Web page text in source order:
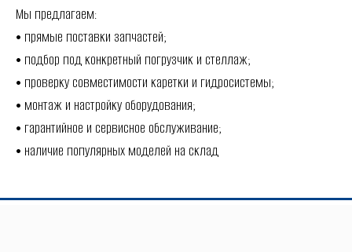
Мы предлагаем:
• прямые поставки запчастей;
• подбор под конкретный погрузчик и стеллаж;
• проверку совместимости каретки и гидросистемы;
• монтаж и настройку оборудования;
• гарантийное и сервисное обслуживание;
• наличие популярных моделей на склад